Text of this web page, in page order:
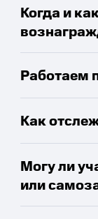
Когда и
Работаем
Как
Могу ли
или